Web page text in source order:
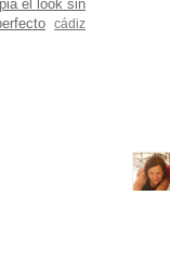
el look sin
cádiz